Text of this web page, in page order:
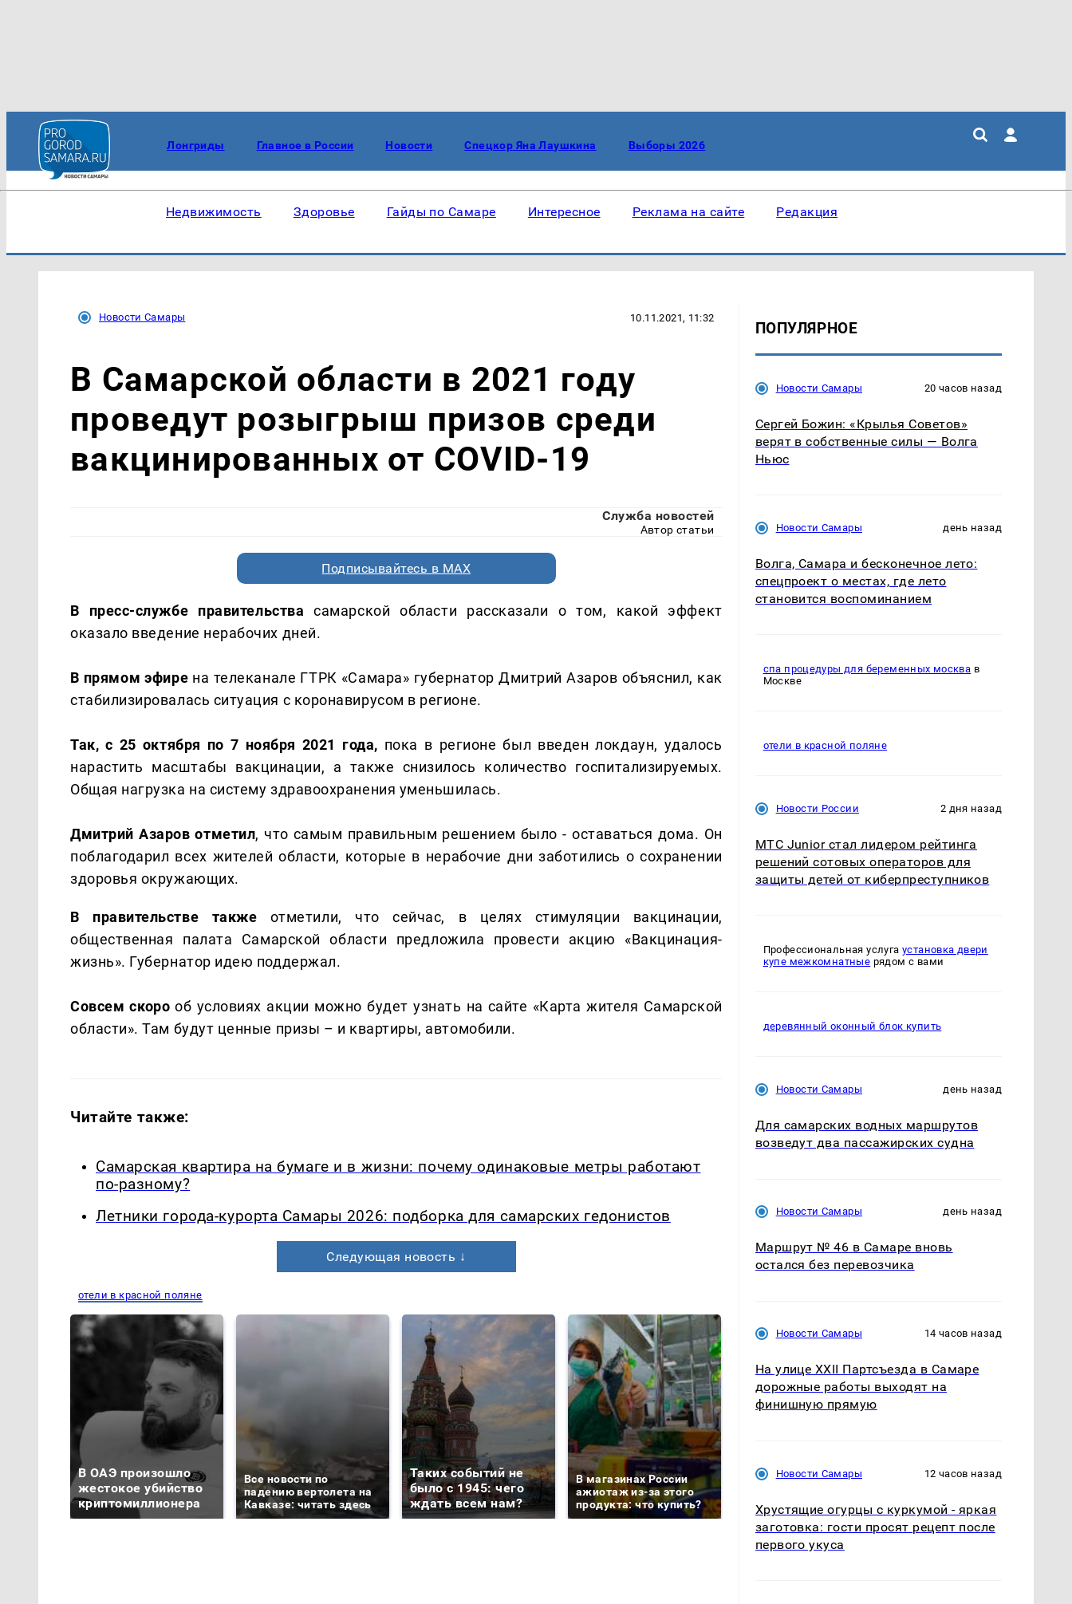
Лонгриды Главное в России Новости Спецкор Яна Лаушкина Выборы 2026
Недвижимость Здоровье Гайды по Самаре Интересное Реклама на сайте Редакция
Новости Самары 10.11.2021, 11:32
В Самарской области в 2021 году
проведут розыгрыш призов среди
вакцинированных от COVID-19
Служба новостей
Автор статьи
Подписывайтесь в MAX
В пресс-службе правительствасамарской области рассказали о том, какой эффект
оказало введение нерабочих дней.
В прямом эфире на телеканале ГТРК «Самара» губернатор Дмитрий Азаров объяснил, как
стабилизировалась ситуация с коронавирусом в регионе.
Так, с 25 октября по 7 ноября 2021 года, пока в регионе был введен локдаун, удалось
нарастить масштабы вакцинации, а также снизилось количество госпитализируемых.
Общая нагрузка на систему здравоохранения уменьшилась.
Дмитрий Азаров отметил, что самым правильным решением было - оставаться дома. Он
поблагодарил всех жителей области, которые в нерабочие дни заботились о сохранении
здоровья окружающих.
В правительстве также отметили, что сейчас, в целях стимуляции вакцинации,
общественная палата Самарской области предложила провести акцию «Вакцинация-
жизнь». Губернатор идею поддержал.
Совсем скорооб условиях акции можно будет узнать на сайте «Карта жителя Самарской
области». Там будут ценные призы – и квартиры, автомобили.
Читайте также:
Самарская квартира на бумаге и в жизни: почему одинаковые метры работают
по-разному?
Летники города-курорта Самары 2026: подборка для самарских гедонистов
Следующая новость ↓
отели в красной поляне
В ОАЭ произошло
жестокое убийство
криптомиллионера
Все новости по
падению вертолета на
Кавказе: читать здесь
Таких событий не
было с 1945: чего
ждать всем нам?
В магазинах России
ажиотаж из-за этого
продукта: что купить?
полицейскую
подожгли.
Где будет встреча
России: Европа?
ПОПУЛЯРНОЕ
Новости Самары 20 часов назад
Сергей Божин: «Крылья Советов»
верят в собственные силы — Волга
Ньюс
Новости Самары день назад
Волга, Самара и бесконечное лето:
спецпроект о местах, где лето
становится воспоминанием
спа процедуры для беременных москва в
Москве
отели в красной поляне
Новости России 2 дня назад
МТС Junior стал лидером рейтинга
решений сотовых операторов для
защиты детей от киберпреступников
Профессиональная услуга установка двери
купе межкомнатные рядом с вами
деревянный оконный блок купить
Новости Самары день назад
Для самарских водных маршрутов
возведут два пассажирских судна
Новости Самары день назад
Маршрут № 46 в Самаре вновь
остался без перевозчика
Новости Самары 14 часов назад
На улице XXII Партсъезда в Самаре
дорожные работы выходят на
финишную прямую
Новости Самары 12 часов назад
Хрустящие огурцы с куркумой - яркая
заготовка: гости просят рецепт после
первого укуса